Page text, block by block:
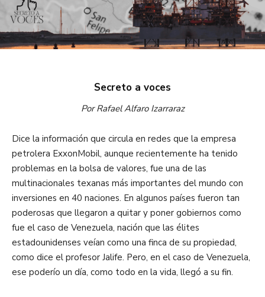
Secreto a voces
Por Rafael Alfaro Izarraraz
Dice la información que circula en redes que la empresa
petrolera ExxonMobil, aunque recientemente ha tenido
problemas en la bolsa de valores, fue una de las
multinacionales texanas más importantes del mundo con
inversiones en 40 naciones. En algunos países fueron tan
poderosas que llegaron a quitar y poner gobiernos como
fue el caso de Venezuela, nación que las élites
estadounidenses veían como una finca de su propiedad,
como dice el profesor Jalife. Pero, en el caso de Venezuela,
ese poderío un día, como todo en la vida, llegó a su fin.